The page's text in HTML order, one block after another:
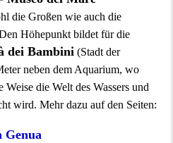
die Großen wie auch die
Höhepunkt bildet für die
dei Bambini (Stadt der
neben dem Aquarium, wo
die Welt des Wassers und
wird. Mehr dazu auf den Seiten:
Genua